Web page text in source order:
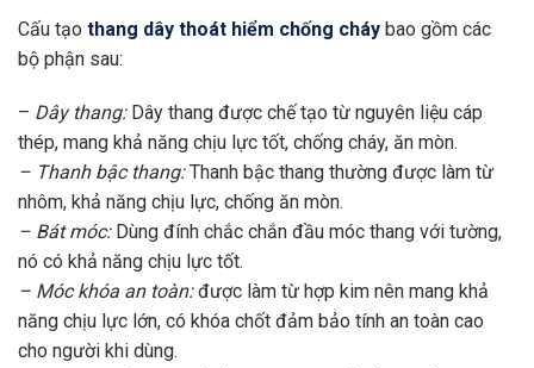
Cấu tạo thang dây thoát hiểm chống cháy bao gồm các
bộ phận sau:
– Dây thang:Dây thang được chế tạo từ nguyên liệu cáp
thép, mang khả năng chịu lực tốt, chống cháy, ăn mòn.
– Thanh bậc thang:Thanh bậc thang thường được làm từ
nhôm, khả năng chịu lực, chống ăn mòn.
– Bát móc:Dùng đính chắc chắn đầu móc thang với tường,
nó có khả năng chịu lực tốt.
– Móc khóa an toàn:được làm từ hợp kim nên mang khả
năng chịu lực lớn, có khóa chốt đảm bảo tính an toàn cao
cho người khi dùng.